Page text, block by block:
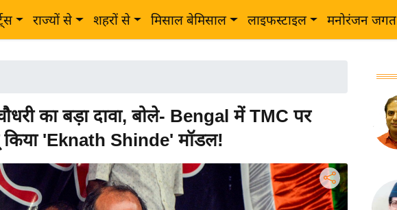
राज्यों से शहरों से मिसाल बेमिसाल लाइफस्टाइल मनोरंजन जगत
का बड़ा दावा, बोले- Bengal में TMC पर
किया 'Eknath Shinde' मॉडल!